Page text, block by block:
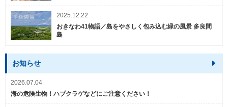
2025.12.22
おきなわ41物語／島をやさしく包み込む緑の風景 多良間
島
お知らせ
2026.07.04
海の危険生物！ハブクラゲなどにご注意ください！